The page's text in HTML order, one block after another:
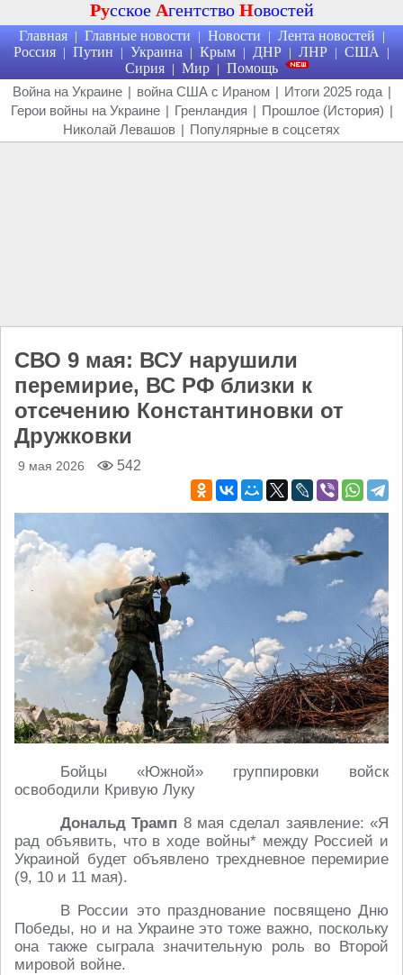
Русское Агентство Новостей
Главная | Главные новости | Новости | Лента новостей |
Россия | Путин | Украина | Крым | ДНР | ЛНР | США |
Сирия | Мир | Помощь
Война на Украине | война США с Ираном | Итоги 2025 года |
Герои войны на Украине | Гренландия | Прошлое (История) |
Николай Левашов | Популярные в соцсетях
СВО 9 мая: ВСУ нарушили
перемирие, ВС РФ близки к
отсечению Константиновки от
Дружковки
9 мая 2026 542
Бойцы «Южной» группировки войск
освободили Кривую Луку
Дональд Трамп 8 мая сделал заявление: «Я
рад объявить, что в ходе войны* между Россией и
Украиной будет объявлено трехдневное перемирие
(9, 10 и 11 мая).
В России это празднование посвящено Дню
Победы, но и на Украине это тоже важно, поскольку
она также сыграла значительную роль во Второй
мировой войне.